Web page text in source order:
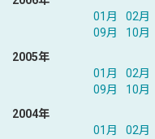
01月
02月
09月
10月
2005年
01月
02月
09月
10月
2004年
01月
02月